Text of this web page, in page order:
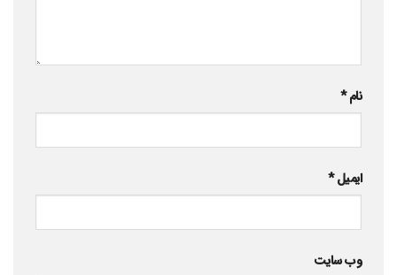
نام*
ایمیل*
وب‌ سایت